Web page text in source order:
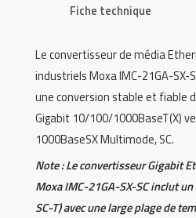
Fiche technique
Le convertisseur de média
industriels Moxa IMC-21GA-SX-
une conversion stable et fiable
Gigabit 10/100/1000BaseT(X)
1000BaseSX Multimode, SC.
Note : Le convertisseur Gigabit
Moxa IMC-21GA-SX-SC inclut
SC-T) avec une large plage de